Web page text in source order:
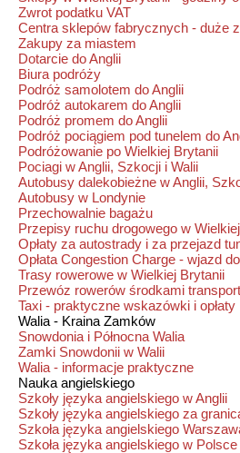
Zwrot podatku VAT
Centra sklepów fabrycznych - duże
Zakupy za miastem
Dotarcie do Anglii
Biura podróży
Podróż samolotem do Anglii
Podróż autokarem do Anglii
Podróż promem do Anglii
Podróż pociągiem pod tunelem do
Podróżowanie po Wielkiej Brytanii
Pociagi w Anglii, Szkocji i Walii
Autobusy dalekobieżne w Anglii,
Autobusy w Londynie
Przechowalnie bagażu
Przepisy ruchu drogowego w
Opłaty za autostrady i za przejazd
Opłata Congestion Charge - wjazd
Trasy rowerowe w Wielkiej Brytanii
Przewóz rowerów środkami
Taxi - praktyczne wskazówki i opłaty
Walia - Kraina Zamków
Snowdonia i Północna Walia
Zamki Snowdonii w Walii
Walia - informacje praktyczne
Nauka angielskiego
Szkoły języka angielskiego w Anglii
Szkoły języka angielskiego za
Szkoła języka angielskiego
Szkoła języka angielskiego w